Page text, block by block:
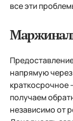
все эти
напрямую
краткосрочное
получаем
независимо от